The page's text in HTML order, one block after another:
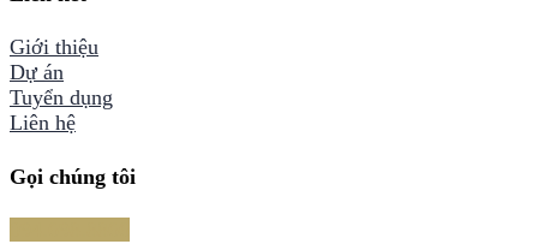
Giới thiệu
Dự án
Tuyển dụng
Liên hệ
Gọi chúng tôi